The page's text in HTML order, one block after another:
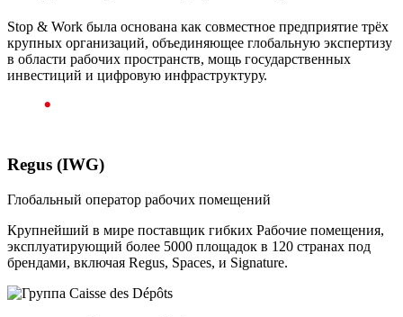
Stop & Work была основана как совместное предприятие трёх
крупных организаций, объединяющее глобальную экспертизу
в области рабочих пространств, мощь государственных
инвестиций и цифровую инфраструктуру.
Regus (IWG)
Глобальный оператор рабочих помещений
Крупнейший в мире поставщик гибких Рабочие помещения,
эксплуатирующий более 5000 площадок в 120 странах под
брендами, включая Regus, Spaces, и Signature.